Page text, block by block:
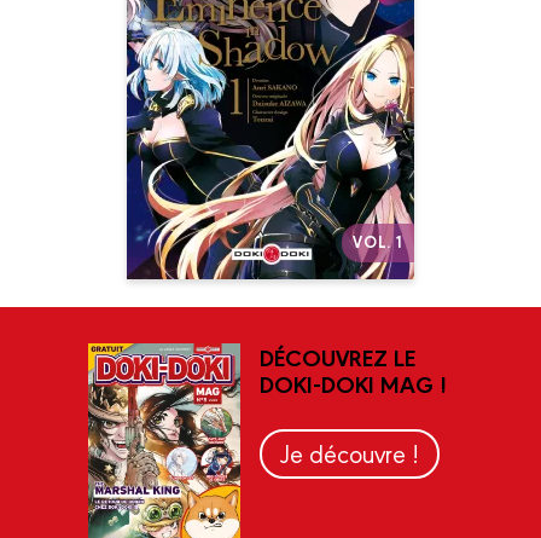
VOL. 1
Date de parution :
05/01/2022
Il est prêt à tout pour devenir
une Éminence de l’ombre…
mais ses plus gros mensonges
vont le rattraper ! Un des
meilleurs mangas isekai du
moment : action, complots et
humour décalé !
Autres volumes
DÉCOUVREZ LE
DOKI-DOKI MAG !
Je découvre !